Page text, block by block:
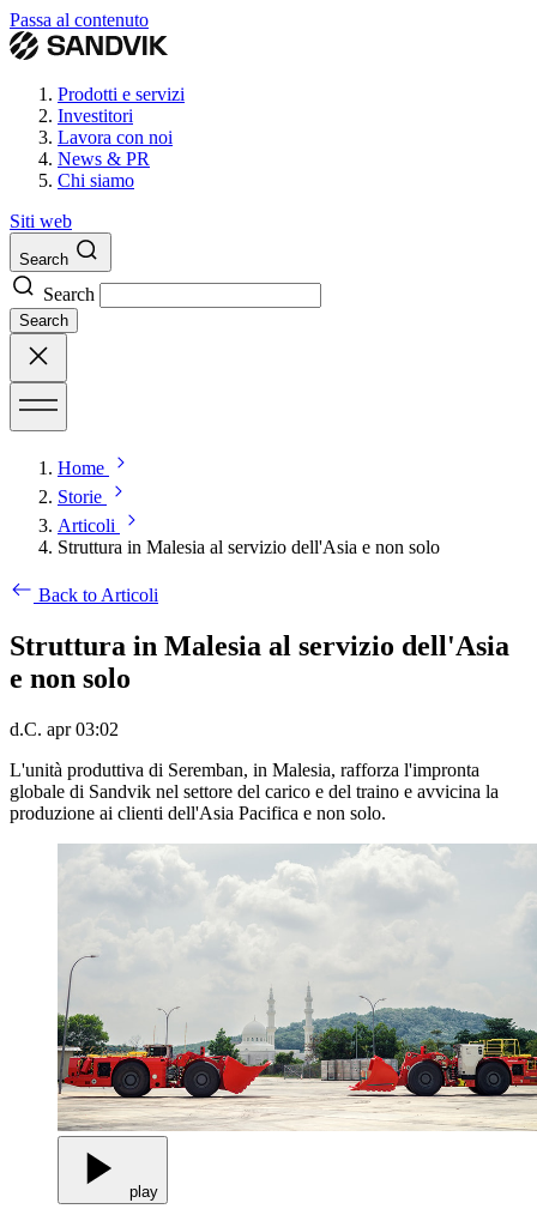
Passa al contenuto
Prodotti e servizi
Investitori
Lavora con noi
News & PR
Chi siamo
Siti web
Search
Search
Search
Home
Storie
Articoli
Struttura in Malesia al servizio dell'Asia e non solo
Back to Articoli
Struttura in Malesia al servizio dell'Asia
e non solo
d.C. apr 03:02
L'unità produttiva di Seremban, in Malesia, rafforza l'impronta
globale di Sandvik nel settore del carico e del traino e avvicina la
produzione ai clienti dell'Asia Pacifica e non solo.
play